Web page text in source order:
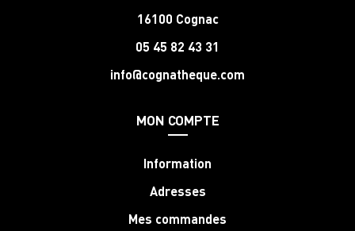
16100 Cognac
05 45 82 43 31
info@cognatheque.com
MON COMPTE
Information
Adresses
Mes commandes